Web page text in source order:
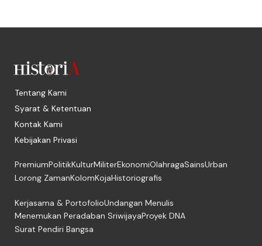
Tentang Kami
Syarat & Ketentuan
Kontak Kami
Kebijakan Privasi
PremiumPolitikKulturMiliterEkonomiOlahragaSainsUrban
Lorong ZamanKolomKojaHistoriografis
Kerjasama & PortofolioUndangan Menulis
Menemukan Peradaban SriwijayaProyek DNA
Surat Pendiri Bangsa